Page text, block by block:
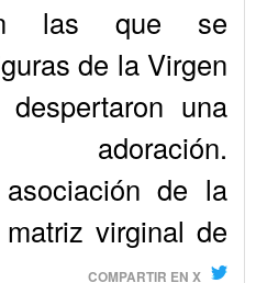
las que se
de la Virgen
una
adoración.
de la
virginal de
COMPARTIR EN X